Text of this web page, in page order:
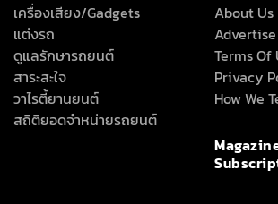
เครื่องเสียง/Gadgets
แต่งรถ
ดูแลรักษารถยนต์
สาระสะใจ
วาไรตี้ยานยนต์
สถิติยอดจำหน่ายรถยนต์
About Us
Terms Of
Privacy
How We